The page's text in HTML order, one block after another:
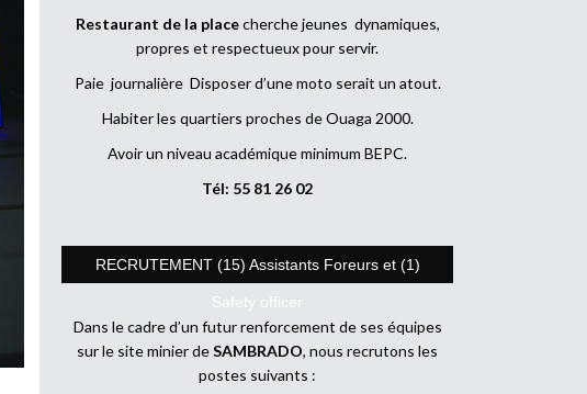
Restaurant de la placecherche jeunes dynamiques,
propres et respectueux pour servir.
Paie journalière Disposer d’une moto serait un atout.
Habiter les quartiers proches de Ouaga 2000.
Avoir un niveau académique minimum BEPC.
Tél: 55 81 26 02
RECRUTEMENT (15) Assistants Foreurs et (1)
Safety officer
Dans le cadre d’un futur renforcement de ses équipes
sur le site minier deSAMBRADO, nous recrutons les
postes suivants :